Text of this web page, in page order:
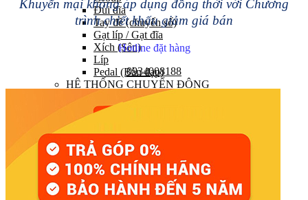
Đùi đĩa
Tay đề (chuyển số)
Gạt líp / Gạt đĩa
Xích (Sên)
Líp
Pedal (Bàn đạp)
HỆ THỐNG CHUYỂN ĐỘNG
Trục giữa
Moay ơ
Săm xe (Ruột xe)
Lốp xe (Vỏ xe)
Nan hoa (Căm)
HỆ THỐNG LÁI
Ghi đông (Tay lái)
Pô tăng
Khuyến mại không áp dụng đồng thời với Chương
trình chiết khấu giảm giá bán
Hotline đặt hàng
0934008188